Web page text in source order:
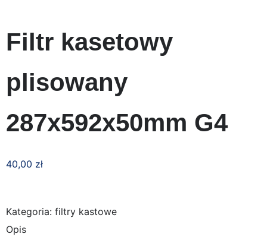
Filtr kasetowy
plisowany
287x592x50mm G4
40,00 zł
Kategoria: filtry kastowe
Opis